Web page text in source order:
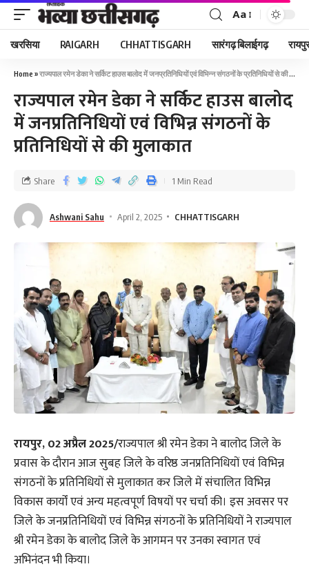
Aa
खरसिया RAIGARH CHHATTISGARH सारंगढ़ बिलाईगढ़
Home »राज्यपाल रमेन डेका ने सर्किट हाउस बालोद में जनप्रतिनिधियों एवं विभिन्न संगठनों के प्रतिनिधियों से की मुलाकात
राज्यपाल रमेन डेका ने सर्किट हाउस बालोद
में जनप्रतिनिधियों एवं विभिन्न संगठनों के
प्रतिनिधियों से की मुलाकात
Ashwani Sahu April 2, 2025 CHHATTISGARH
Share 1 Min Read
रायपुर, 02 अप्रैल 2025/राज्यपाल श्री रमेन डेका ने बालोद जिले के
प्रवास के दौरान आज सुबह जिले के वरिष्ठ जनप्रतिनिधियों एवं विभिन्न
संगठनों के प्रतिनिधियों से मुलाकात कर जिले में संचालित विभिन्न
विकास कार्यों एवं अन्य महत्वपूर्ण विषयों पर चर्चा की। इस अवसर पर
जिले के जनप्रतिनिधियों एवं विभिन्न संगठनों के प्रतिनिधियों ने राज्यपाल
श्री रमेन डेका के बालोद जिले के आगमन पर उनका स्वागत एवं
अभिनंदन भी किया।